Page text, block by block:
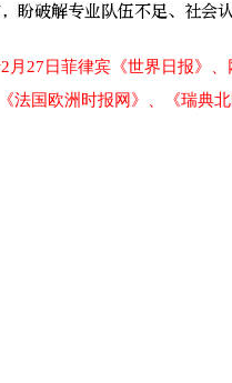
盼破解专业队伍不足、社会
月27日菲律宾《世界日报》
法国欧洲时报网》、《瑞典北